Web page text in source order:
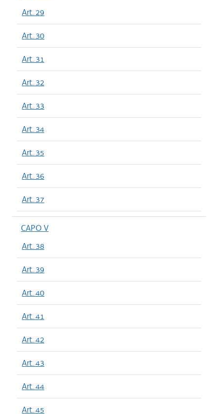
Art. 29
Art. 30
Art. 31
Art. 32
Art. 33
Art. 34
Art. 35
Art. 36
Art. 37
CAPO V
Art. 38
Art. 39
Art. 40
Art. 41
Art. 42
Art. 43
Art. 44
Art. 45